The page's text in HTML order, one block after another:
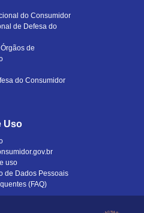
do Consumidor
de Defesa do
de
do Consumidor
Uso
uso
de Dados Pessoais
(FAQ)